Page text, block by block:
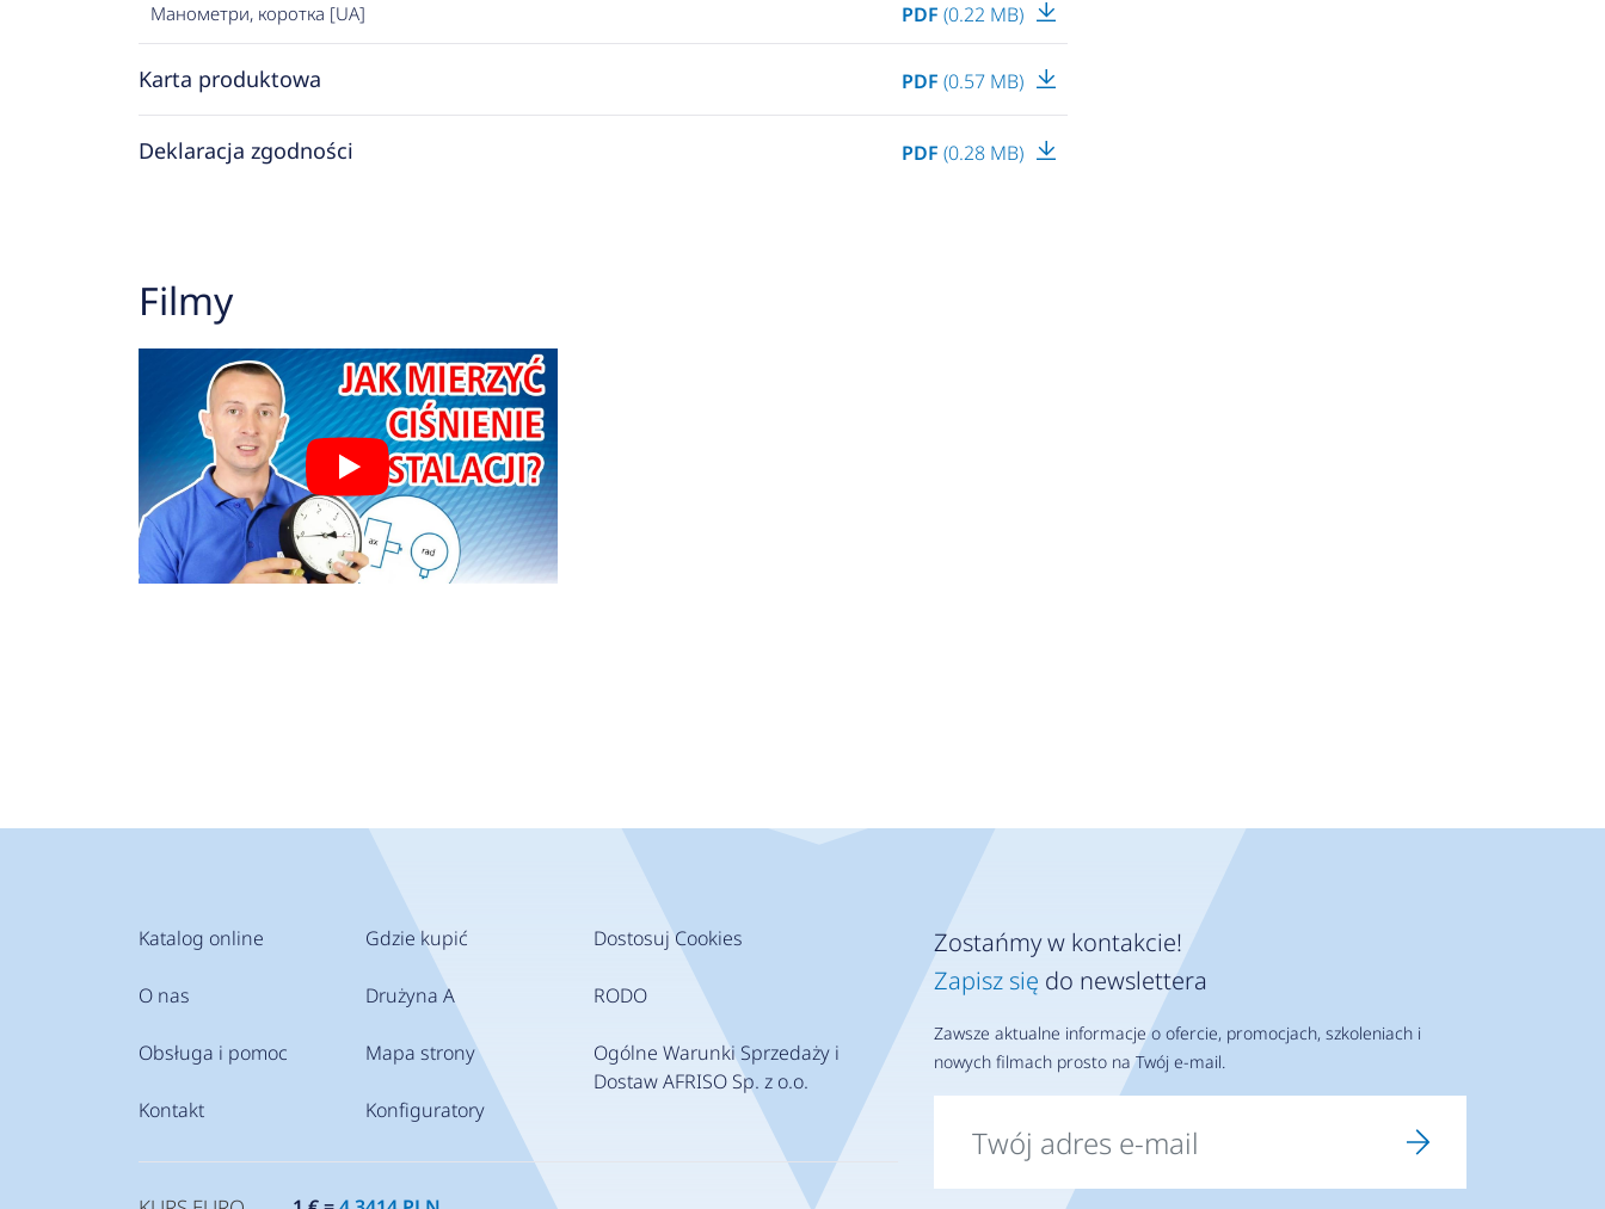
Манометри, коротка [UA] PDF (0.22 MB)
Karta produktowa PDF (0.57 MB)
Deklaracja zgodności PDF (0.28 MB)
Filmy
Katalog online
O nas
Obsługa i pomoc
Kontakt
Gdzie kupić
Drużyna A
Mapa strony
Konfiguratory
Dostosuj Cookies
RODO
Ogólne Warunki Sprzedaży i
Dostaw AFRISO Sp. z o.o.
Zostańmy w kontakcie!
Zapisz się do newslettera
Zawsze aktualne informacje o ofercie, promocjach, szkoleniach i
nowych filmach prosto na Twój e-mail.